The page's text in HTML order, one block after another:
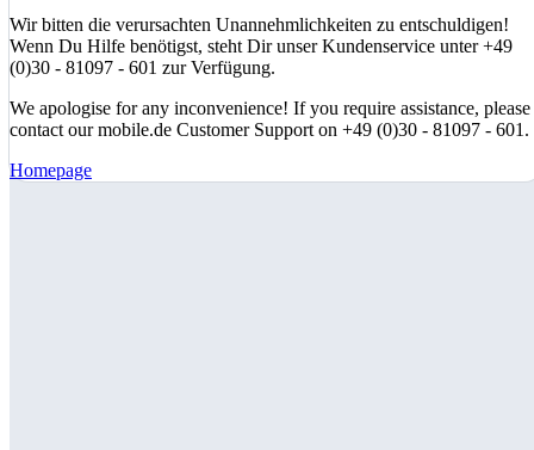
Wir bitten die verursachten Unannehmlichkeiten zu entschuldigen!
Wenn Du Hilfe benötigst, steht Dir unser Kundenservice unter +49
(0)30 - 81097 - 601 zur Verfügung.
We apologise for any inconvenience! If you require assistance, please
contact our mobile.de Customer Support on +49 (0)30 - 81097 - 601.
Homepage